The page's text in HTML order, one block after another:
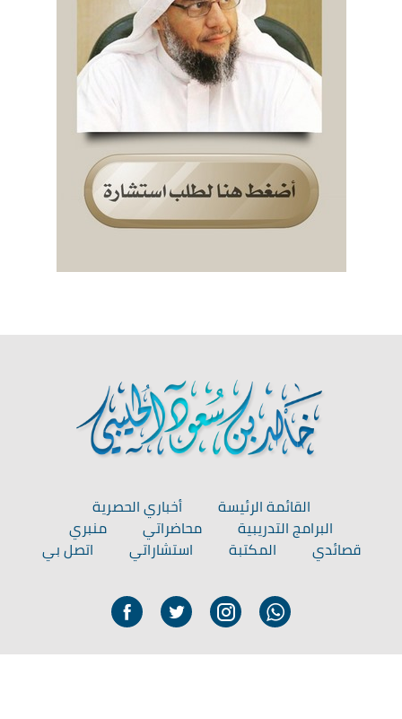
القائمة الرئيسة
أخباري الحصرية
البرامج التدريبية
محاضراتي
منبري
قصائدي
المكتبة استشاراتي اتصل بي